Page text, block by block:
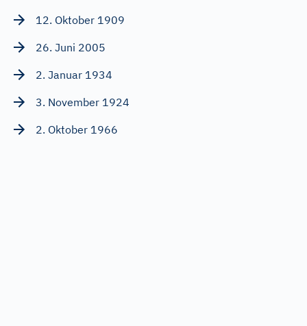
12. Oktober 1909
26. Juni 2005
2. Januar 1934
3. November 1924
2. Oktober 1966